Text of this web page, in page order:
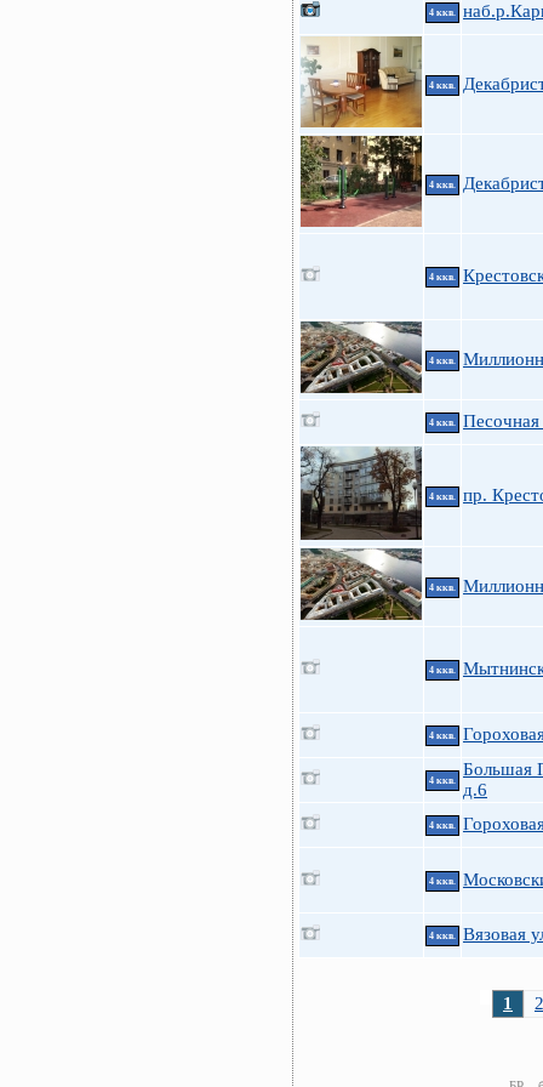
4 ккв.
4 ккв.
4 ккв.
4 ккв.
4 ккв.
4 ккв.
4 ккв. пр.
4 ккв.
4 ккв.
4 ккв.
4 ккв.
Большая
д.6
4 ккв.
4 ккв.
4 ккв. Вязовая
1 2